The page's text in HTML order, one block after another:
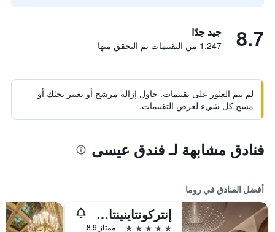
8.7 جيد جدًا
1,247 من التقييمات تم التحقق منها
لم يتم العثور على تقييمات. حاول إزالة مرشح أو تغيير بحثك أو
مسح كل شيء لعرض التقييمات.
فنادق مشابهة لـ فندق عيسى
أفضل الفنادق في روما
إنتركونتاينينتال روم أمباسشياتوري بالاس باي آيتش جي
5 نجوم ممتاز 8.9